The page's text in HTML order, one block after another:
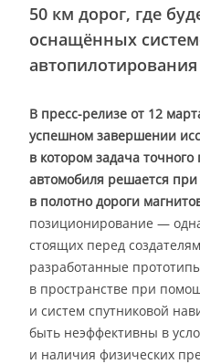
50 км дорог, где
оснащённых
В пресс-релизе от 12
успешном завершении
в котором задача
автомобиля решается
в полотно дороги
позиционирование —
стоящих перед
разработанные
в пространстве при
и систем спутниковой
быть неэффективны в
и наличия физических